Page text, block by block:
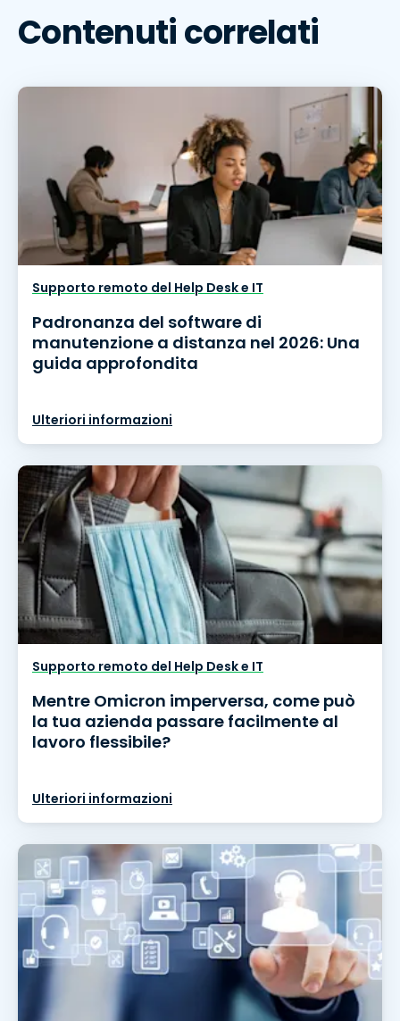
Contenuti correlati
Supporto remoto del Help Desk e IT
Padronanza del software di
manutenzione a distanza nel 2026: Una
guida approfondita
Ulteriori informazioni
Supporto remoto del Help Desk e IT
Mentre Omicron imperversa, come può
la tua azienda passare facilmente al
lavoro flessibile?
Ulteriori informazioni